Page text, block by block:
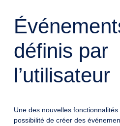
définis par
l’utilisateur
Une des nouvelles
possibilité de créer des